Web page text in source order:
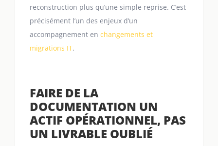
reconstruction plus qu’une simple reprise. C’est
précisément l’un des enjeux d’un
accompagnement en changements et
migrations IT.
FAIRE DE LA
DOCUMENTATION UN
ACTIF OPÉRATIONNEL, PAS
UN LIVRABLE OUBLIÉ